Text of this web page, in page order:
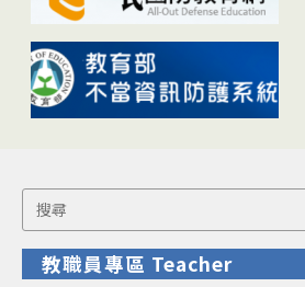
Search
for:
教職員專區 Teacher